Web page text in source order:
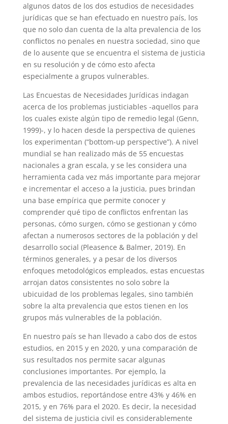
algunos datos de los dos estudios de necesidades
jurídicas que se han efectuado en nuestro país, los
que no solo dan cuenta de la alta prevalencia de los
conflictos no penales en nuestra sociedad, sino que
de lo ausente que se encuentra el sistema de justicia
en su resolución y de cómo esto afecta
especialmente a grupos vulnerables.
Las Encuestas de Necesidades Jurídicas indagan
acerca de los problemas justiciables -aquellos para
los cuales existe algún tipo de remedio legal (Genn,
1999)-, y lo hacen desde la perspectiva de quienes
los experimentan (“bottom-up perspective”). A nivel
mundial se han realizado más de 55 encuestas
nacionales a gran escala, y se les considera una
herramienta cada vez más importante para mejorar
e incrementar el acceso a la justicia, pues brindan
una base empírica que permite conocer y
comprender qué tipo de conflictos enfrentan las
personas, cómo surgen, cómo se gestionan y cómo
afectan a numerosos sectores de la población y del
desarrollo social (Pleasence & Balmer, 2019). En
términos generales, y a pesar de los diversos
enfoques metodológicos empleados, estas encuestas
arrojan datos consistentes no solo sobre la
ubicuidad de los problemas legales, sino también
sobre la alta prevalencia que estos tienen en los
grupos más vulnerables de la población.
En nuestro país se han llevado a cabo dos de estos
estudios, en 2015 y en 2020, y una comparación de
sus resultados nos permite sacar algunas
conclusiones importantes. Por ejemplo, la
prevalencia de las necesidades jurídicas es alta en
ambos estudios, reportándose entre 43% y 46% en
2015, y en 76% para el 2020. Es decir, la necesidad
del sistema de justicia civil es considerablemente